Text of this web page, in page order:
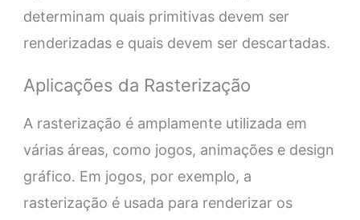
determinam quais primitivas devem ser
renderizadas e quais devem ser descartadas.
Aplicações da Rasterização
A rasterização é amplamente utilizada em
várias áreas, como jogos, animações e design
gráfico. Em jogos, por exemplo, a
rasterização é usada para renderizar os